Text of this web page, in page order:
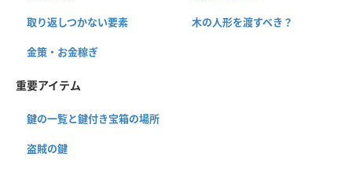
取り返しつかない要素 木の人形を渡すべき？
金策・お金稼ぎ
重要アイテム
鍵の一覧と鍵付き宝箱の場所
盗賊の鍵